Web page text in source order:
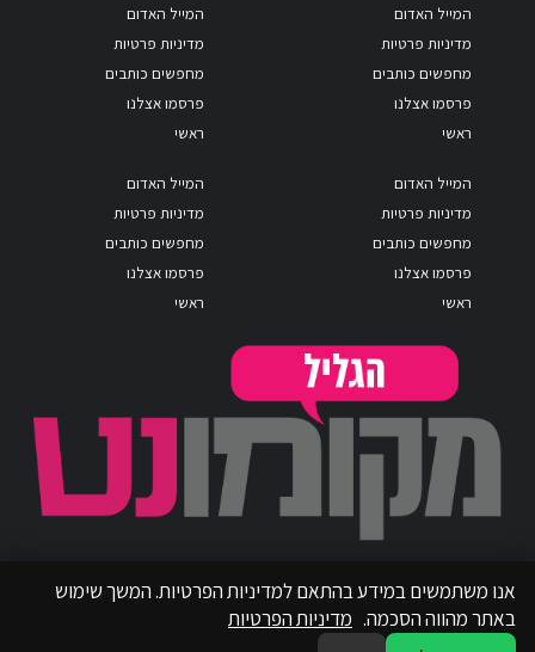
המייל האדום
מדיניות פרטיות
מחפשים כותבים
פרסמו אצלנו
ראשי
המייל האדום
מדיניות פרטיות
מחפשים כותבים
פרסמו אצלנו
ראשי
המייל האדום
מדיניות פרטיות
מחפשים כותבים
פרסמו אצלנו
ראשי
המייל האדום
מדיניות פרטיות
מחפשים כותבים
פרסמו אצלנו
ראשי
אנו משתמשים במידע בהתאם למדיניות הפרטיות. המשך שימוש
באתר מהווה הסכמה. מדיניות הפרטיות